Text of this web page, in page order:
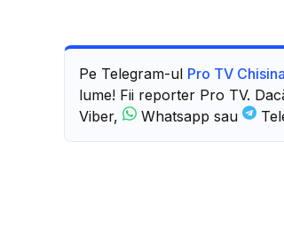
Pe Telegram-ul Pro TV
lume! Fii reporter Pro TV.
Viber,
Whatsapp sau